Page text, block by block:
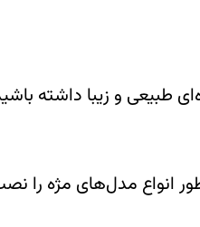
و زیبا داشته
انواع مدل‌های مژه را